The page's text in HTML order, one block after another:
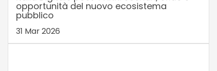
opportunità del nuovo ecosistema
pubblico
31 Mar 2026